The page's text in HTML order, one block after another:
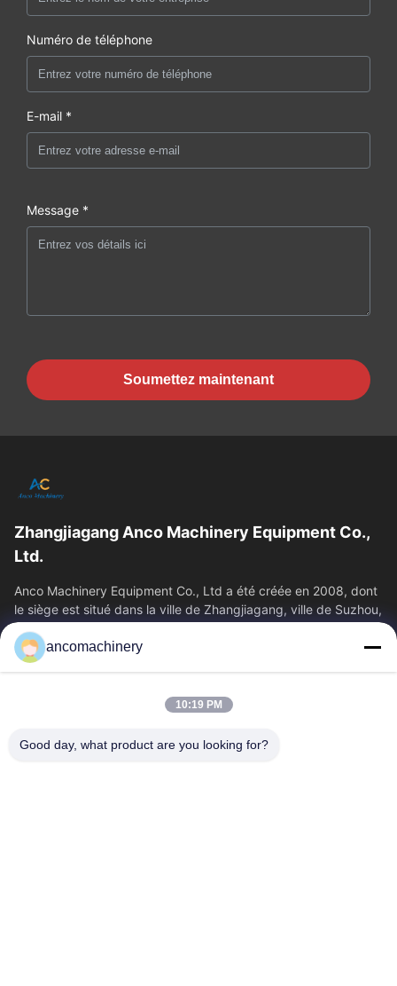
Numéro de téléphone
E-mail *
Message *
Soumettez maintenant
Zhangjiagang Anco Machinery Equipment Co.,
Ltd.
Anco Machinery Equipment Co., Ltd a été créée en 2008, dont
le siège est situé dans la ville de Zhangjiagang, ville de Suzhou,
province du Jiangsu.
Liens Rapides
A Propos De Nous
Visite D'usine
Contrôle De La Qualité
ancomachinery
10:19 PM
Good day, what product are you looking for?